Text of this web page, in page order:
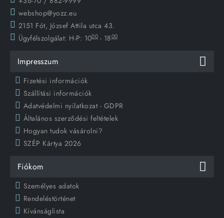
webshop@yozz.eu
2151 Fót, József Attila utca 43.
Ügyfélszolgálat: H-P: 1000 - 1800
Impresszum
Fizetési információk
Szállítási információk
Adatvédelmi nyilatkozat - GDPR
Általános szerződési feltételek
Hogyan tudok vásárolni?
SZÉP Kártya 2026
Fiókom
Személyes adatok
Rendeléstörténet
Kívánságlista